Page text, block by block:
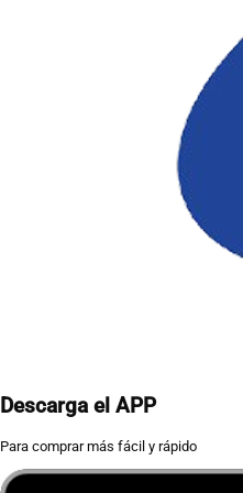
Descarga el APP
Para comprar más fácil y rápido